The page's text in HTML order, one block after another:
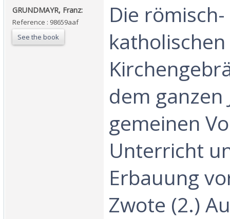
‎GRUNDMAYR, Franz:‎
Reference : 98659aaf
See the book
‎Die römisch-
katholischen
dem ganzen
gemeinen
Unterricht
Erbauung
Zwote (2.)